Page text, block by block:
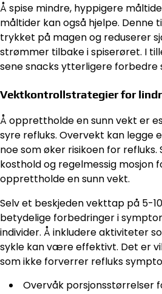
Å spise mindre, hyppigere
måltider kan også hjelpe.
trykket på magen og reduserer
strømmer tilbake i spiserøret. I
sene snacks ytterligere forbedre
Vektkontrollstrategier for
Å opprettholde en sunn vekt er
syre refluks. Overvekt kan legge
noe som øker risikoen for
kosthold og regelmessig mosjon
opprettholde en sunn vekt.
Selv et beskjeden vekttap på 5-
betydelige forbedringer i
individer. Å inkludere aktiviteter
sykle kan være effektivt. Det er
som ikke forverrer refluks
Overvåk porsjonsstørrelser